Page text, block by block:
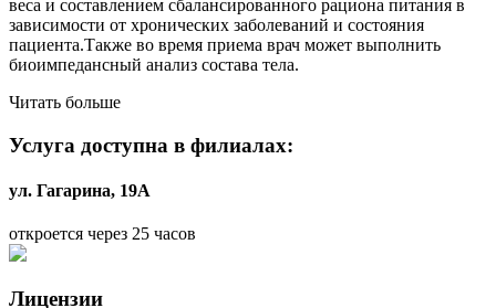
веса и составлением сбалансированного рациона питания в
зависимости от хронических заболеваний и состояния
пациента.Также во время приема врач может выполнить
биоимпедансный анализ состава тела.
Читать больше
Услуга доступна в филиалах:
ул. Гагарина, 19А
откроется через 25 часов
Лицензии